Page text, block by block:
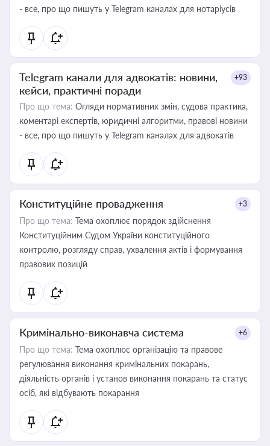
- все, про що пишуть у Telegram каналах для нотаріусів
Telegram канали для адвокатів: новини,
кейси, практичні поради
+93
Про що тема: Огляди нормативних змін, судова практика,
коментарі експертів, юридичні алгоритми, правові новини
- все, про що пишуть у Telegram каналах для адвокатів
Конституційне провадження +3
Про що тема: Тема охоплює порядок здійснення
Конституційним Судом України конституційного
контролю, розгляду справ, ухвалення актів і формування
правових позицій
Кримінально-виконавча система +6
Про що тема: Тема охоплює організацію та правове
регулювання виконання кримінальних покарань,
діяльність органів і установ виконання покарань та статус
осіб, які відбувають покарання